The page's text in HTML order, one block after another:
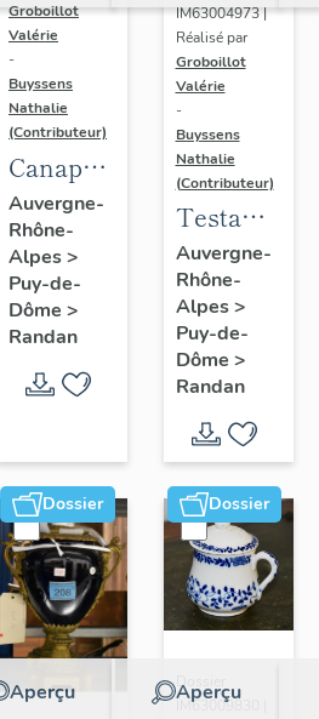
Groboillot
Valérie
-
Buyssens
Nathalie
(Contributeur)
Canapé
à joues
n° 2
Auvergne-
Rhône-
Alpes>
Puy-de-
Dôme >
Randan
IM63004973 |
Réalisé par
Groboillot
Valérie
-
Buyssens
Nathalie
(Contributeur)
Testament
politique
de
Philippe
d'Orléans,
comte de
Paris
Auvergne-
Rhône-
Alpes>
Puy-de-
Dôme >
Randan
Dossier
Aperçu
Dossier
Aperçu
Dossier
IM63009830 |